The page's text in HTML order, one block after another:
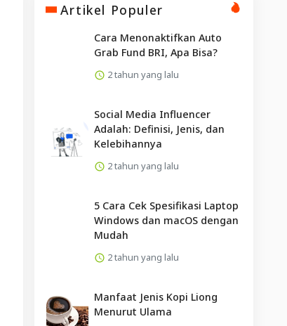
Artikel Populer
Cara Menonaktifkan Auto
Grab Fund BRI, Apa Bisa?
2 tahun yang lalu
Social Media Influencer
Adalah: Definisi, Jenis, dan
Kelebihannya
2 tahun yang lalu
5 Cara Cek Spesifikasi Laptop
Windows dan macOS dengan
Mudah
2 tahun yang lalu
Manfaat Jenis Kopi Liong
Menurut Ulama